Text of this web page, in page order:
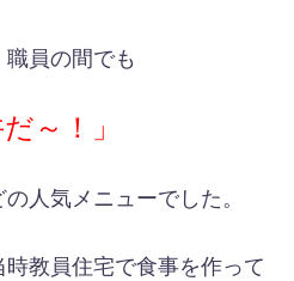
員の間でも
～！」
人気メニューでした。
教員住宅で食事を作って